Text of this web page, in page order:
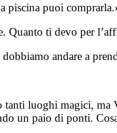
piscina puoi
Quanto ti devo per
andare a
luoghi magici, ma
un paio di ponti.